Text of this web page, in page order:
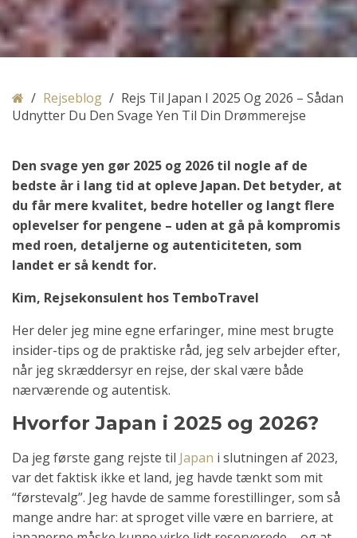
/ Rejseblog / Rejs Til Japan I 2025 Og 2026 – Sådan
Udnytter Du Den Svage Yen Til Din Drømmerejse
Den svage yen gør 2025 og 2026 til nogle af de
bedste år i lang tid at opleve Japan. Det betyder, at
du får mere kvalitet, bedre hoteller og langt flere
oplevelser for pengene – uden at gå på kompromis
med roen, detaljerne og autenticiteten, som
landet er så kendt for.
Kim, Rejsekonsulent hos TemboTravel
Her deler jeg mine egne erfaringer, mine mest brugte
insider-tips og de praktiske råd, jeg selv arbejder efter,
når jeg skræddersyr en rejse, der skal være både
nærværende og autentisk.
Hvorfor Japan i 2025 og 2026?
Da jeg første gang rejste til Japan i slutningen af 2023,
var det faktisk ikke et land, jeg havde tænkt som mit
“førstevalg”. Jeg havde de samme forestillinger, som så
mange andre har: at sproget ville være en barriere, at